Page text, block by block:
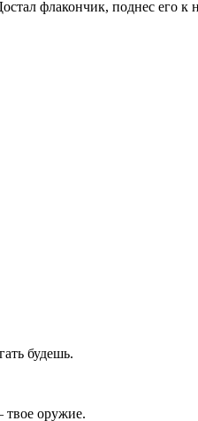
флакончик, поднес его
будешь.
твое оружие.